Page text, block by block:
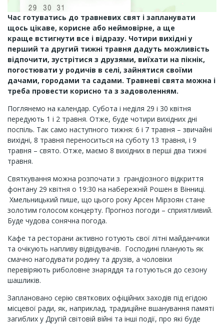
Час готуватись до травневих свят і запланувати
щось цікаве, корисне або неймовірне, а ще
краще встигнути все і відразу. Чотири вихідні у
перший та другий тижні травня дадуть можливість
відпочити, зустрітися з друзями, виїхати на пікнік,
погостювати у родичів в селі, зайнятися своїми
дачами, городами та садами. Травневі свята можна і
треба провести корисно та з задоволенням.
Поглянемо на календар. Субота і неділя 29 і 30 квітня
передують 1 і 2 травня. Отже, буде чотири вихідних дні
поспіль. Так само наступного тижня: 6 і 7 травня – звичайні
вихідні, 8 травня переноситься на суботу 13 травня, і 9
травня – свято. Отже, маємо 8 вихідних в перші два тижні
травня.
Святкування можна розпочати з грандіозного відкриття
фонтану 29 квітня о 19:30 на набережній Рошен в Вінниці.
Хмельницький пише, що цього року Арсен Мірзоян стане
золотим голосом концерту. Прогноз погоди – сприятливий.
Буде чудова сонячна погода.
Кафе та ресторани активно готують свої літні майданчики
та очікують напливу відвідувачів. Господині планують як
смачно нагодувати родину та друзів, а чоловіки
перевіряють риболовне знаряддя та готуються до сезону
шашликів.
Заплановано серію святкових офіційних заходів під егідою
місцевої ради, як, наприклад, традиційне вшанування памяті
загиблих у Другій світовій війні та інші події, про які буде